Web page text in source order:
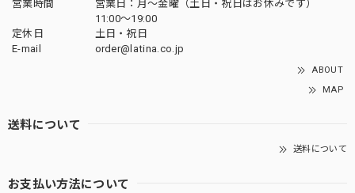
営業時間
営業日：月〜金曜（土日・祝日はお休みです）
11:00〜19:00
定休日
土日・祝日
E-mail
order@latina.co.jp
ABOUT
MAP
送料について
送料について
お支払い方法について